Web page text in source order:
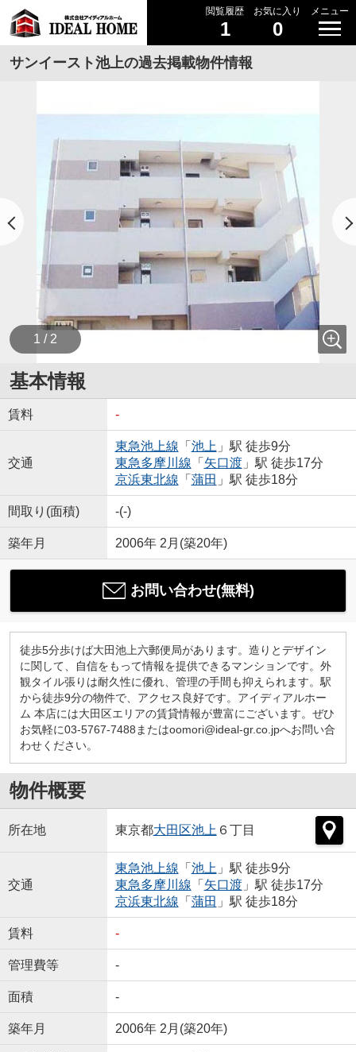
閲覧履歴
1
お気に入り
0
メニュー
サンイースト池上の過去掲載物件情報
1 / 2
基本情報
賃料 -
交通
東急池上線 「 池上 」駅 徒歩9分
東急多摩川線 「 矢口渡」駅 徒歩17分
京浜東北線 「 蒲田 」駅 徒歩18分
間取り(面積) -(-)
築年月 2006年 2月(築20年)
お問い合わせ(無料)
徒歩5分歩けば大田池上六郵便局があります。造りとデザイン
に関して、自信をもって情報を提供できるマンションです。外
観タイル張りは耐久性に優れ、管理の手間も抑えられます。駅
から徒歩9分の物件で、アクセス良好です。アイディアルホー
ム 本店には大田区エリアの賃貸情報が豊富にございます。ぜひ
お気軽に03-5767-7488またはoomori@ideal-gr.co.jpへお問い合
わせください。
物件概要
所在地 東京都大田区池上 ６丁目
交通
東急池上線 「 池上 」駅 徒歩9分
東急多摩川線 「 矢口渡」駅 徒歩17分
京浜東北線 「 蒲田 」駅 徒歩18分
賃料 -
管理費等 -
面積 -
築年月 2006年 2月(築20年)